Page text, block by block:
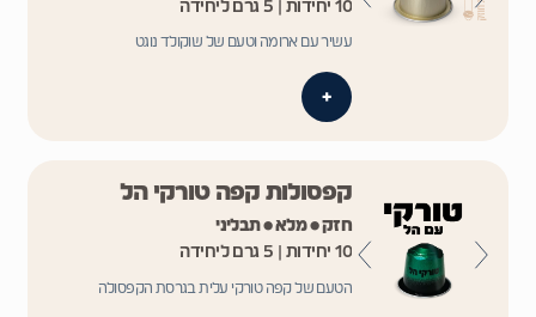
10 יחידות | 5 גרם ליחידה
עשיר עם ארומה וטעם של שוקולד נוגט
+
קפסולות קפה טורקי הל
חזק • מלא • תבליני
10 יחידות | 5 גרם ליחידה
הטעם של קפה טורקי עלית בגרסת הקפסולה